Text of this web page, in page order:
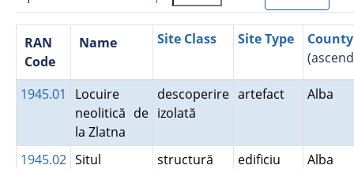
RAN
Code
Name Site Class Site Type
County
1945.01
Locuire
neolitică de
la Zlatna
descoperire
izolată
artefact Alba
1945.02 Situl
structură
edificiu
Alba